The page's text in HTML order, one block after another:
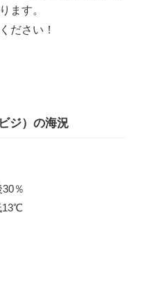
ます。
ださい！
ジ）の海況
％
13℃